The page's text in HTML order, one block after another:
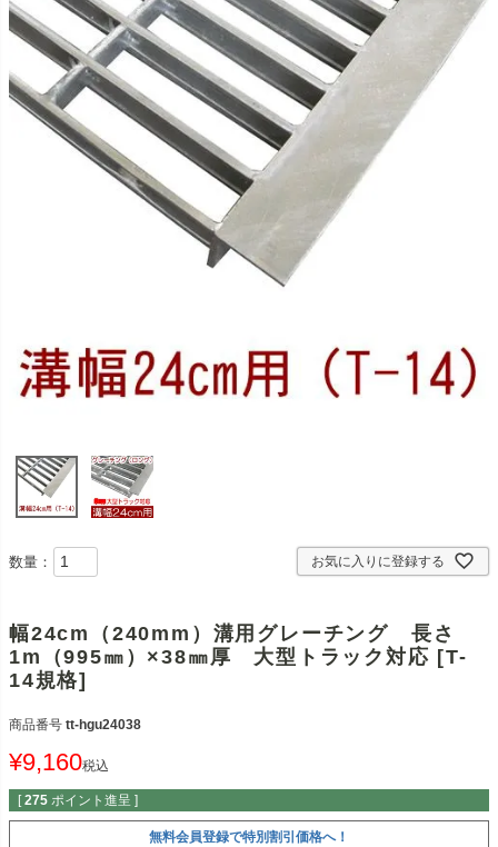
お気に入りに登録する
数量：
幅24cm（240mm）溝用グレーチング 長さ
1m（995㎜）×38㎜厚 大型トラック対応 [T-
14規格]
商品番号 tt-hgu24038
¥9,160税込
[ 275 ポイント進呈 ]
無料会員登録で特別割引価格へ！